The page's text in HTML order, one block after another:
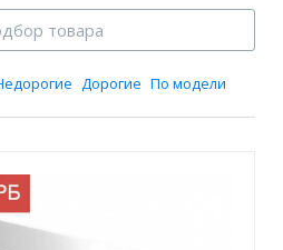
товара
Дорогие По модели